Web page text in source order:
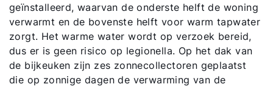
geïnstalleerd, waarvan de onderste helft de woning
verwarmt en de bovenste helft voor warm tapwater
zorgt. Het warme water wordt op verzoek bereid,
dus er is geen risico op legionella. Op het dak van
de bijkeuken zijn zes zonnecollectoren geplaatst
die op zonnige dagen de verwarming van de